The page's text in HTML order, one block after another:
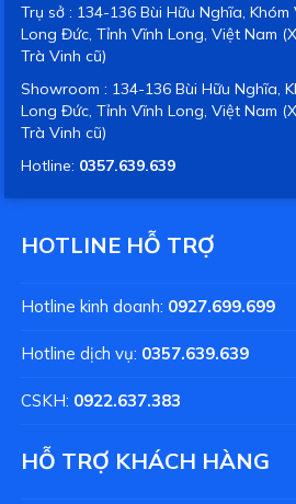
Trụ sở : 134-136 Bùi Hữu Nghĩa,
Long Đức, Tỉnh Vĩnh Long, Việt Nam
Trà Vinh cũ)
Showroom : 134-136 Bùi Hữu Nghĩa,
Long Đức, Tỉnh Vĩnh Long, Việt Nam
Trà Vinh cũ)
Hotline: 0357.639.639
HOTLINE HỖ TRỢ
Hotline kinh doanh: 0927.699.699
Hotline dịch vụ: 0357.639.639
CSKH: 0922.637.383
HỖ TRỢ KHÁCH HÀNG